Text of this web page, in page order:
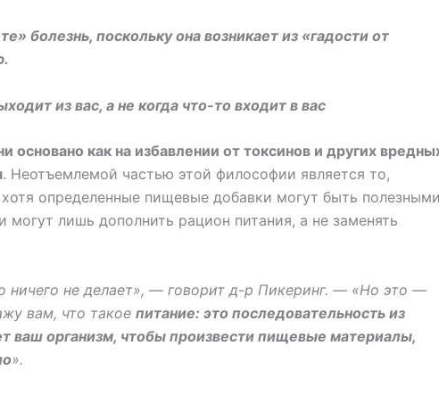
болезнь, поскольку она возникает из «гадости от
из вас, а не когда что-то входит в вас
основано как на избавлении от токсинов и других
. Неотъемлемой частью этой философии является то,
определенные пищевые добавки могут быть
лишь дополнить рацион питания, а не заменять
ничего не делает», — говорит д-р Пикеринг. — «Но это —
вам, что такое питание: это последовательность из
ваш организм, чтобы произвести пищевые материалы,
».